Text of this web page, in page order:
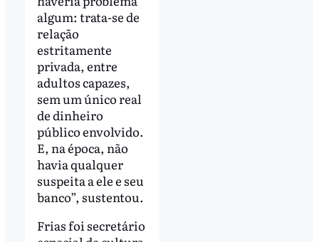
algum: trata-se de
relação
estritamente
privada, entre
adultos capazes,
sem um único real
de dinheiro
público envolvido.
E, na época, não
havia qualquer
suspeita a ele e seu
banco”, sustentou.
Frias foi secretário